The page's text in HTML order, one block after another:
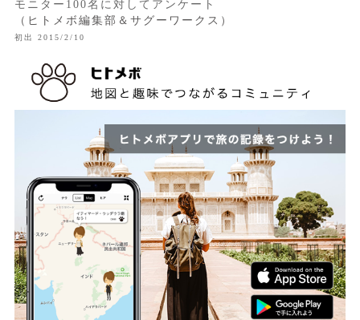
モニター100名に対してアンケート
（ヒトメボ編集部＆サグーワークス）
初出 2015/2/10